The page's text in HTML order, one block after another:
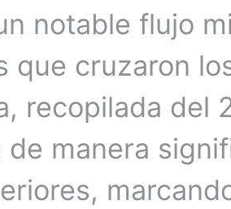
notable flujo
que cruzaron
recopilada del
de manera